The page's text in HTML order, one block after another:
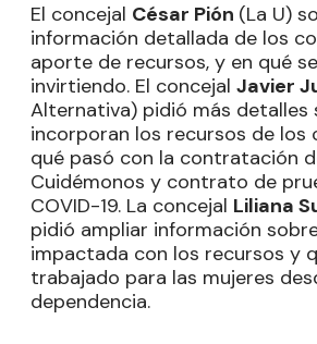
El concejal César Pión (La U)
información detallada de los
aporte de recursos, y en qué
invirtiendo. El concejal Javier
Alternativa) pidió más detalles
incorporan los recursos de los
qué pasó con la contratación
Cuidémonos y contrato de
COVID-19. La concejal Liliana
pidió ampliar información
impactada con los recursos y
trabajado para las mujeres
dependencia.